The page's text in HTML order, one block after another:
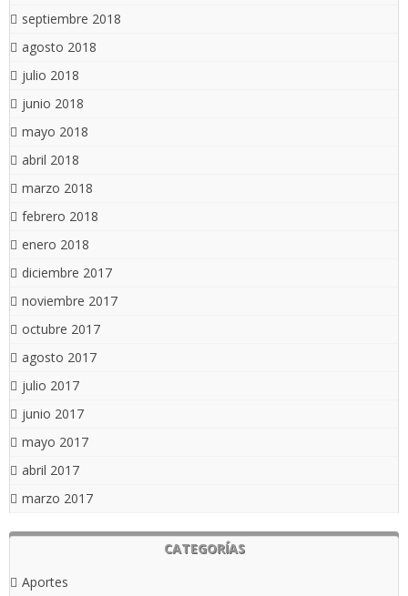
septiembre 2018
agosto 2018
julio 2018
junio 2018
mayo 2018
abril 2018
marzo 2018
febrero 2018
enero 2018
diciembre 2017
noviembre 2017
octubre 2017
agosto 2017
julio 2017
junio 2017
mayo 2017
abril 2017
marzo 2017
CATEGORÍAS
Aportes